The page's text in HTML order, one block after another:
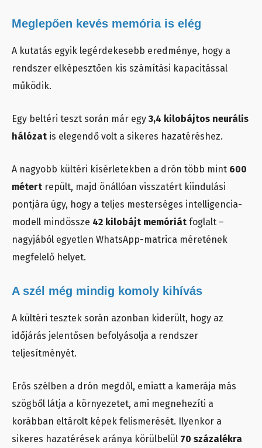
Meglepően kevés memória is elég
A kutatás egyik legérdekesebb eredménye, hogy a
rendszer elképesztően kis számítási kapacitással
működik.
Egy beltéri teszt során már egy 3,4 kilobájtos neurális
hálózat is elegendő volt a sikeres hazatéréshez.
A nagyobb kültéri kísérletekben a drón több mint 600
métert repült, majd önállóan visszatért kiindulási
pontjára úgy, hogy a teljes mesterséges intelligencia-
modell mindössze 42 kilobájt memóriát foglalt –
nagyjából egyetlen WhatsApp-matrica méretének
megfelelő helyet.
A szél még mindig komoly kihívás
A kültéri tesztek során azonban kiderült, hogy az
időjárás jelentősen befolyásolja a rendszer
teljesítményét.
Erős szélben a drón megdől, emiatt a kamerája más
szögből látja a környezetet, ami megnehezíti a
korábban eltárolt képek felismerését. Ilyenkor a
sikeres hazatérések aránya körülbelül 70 százalékra